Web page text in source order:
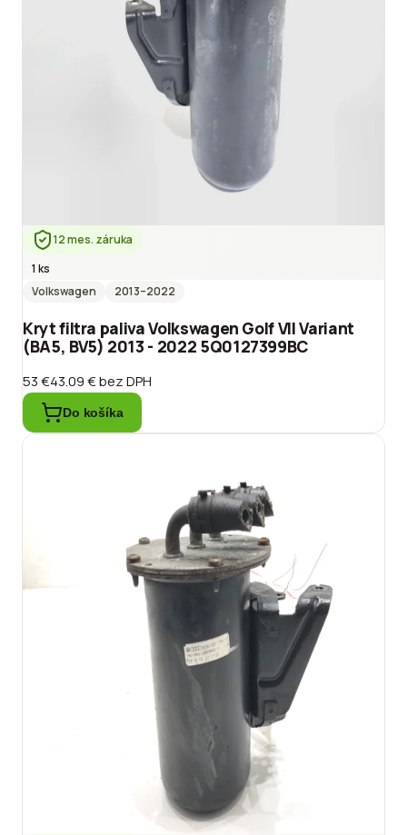
12 mes. záruka
1 ks
Volkswagen
2013–2022
Kryt filtra paliva Volkswagen Golf VII Variant
(BA5, BV5) 2013 - 2022 5Q0127399BC
53 €43.09 €bez DPH
Do košíka